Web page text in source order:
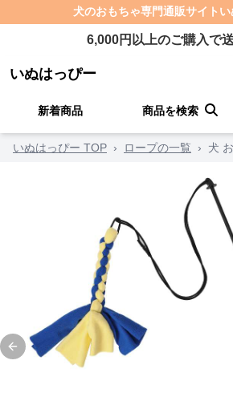
犬のおもちゃ専門通販サイト
6,000円以上のご購入で
いぬはっぴー
新着商品 商品を検索
いぬはっぴー TOP › ロープの一覧 › 犬
Previous slide